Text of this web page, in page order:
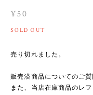
¥50
SOLD OUT
売り切れました。
販売済商品についてのご
また、当店在庫商品のレ